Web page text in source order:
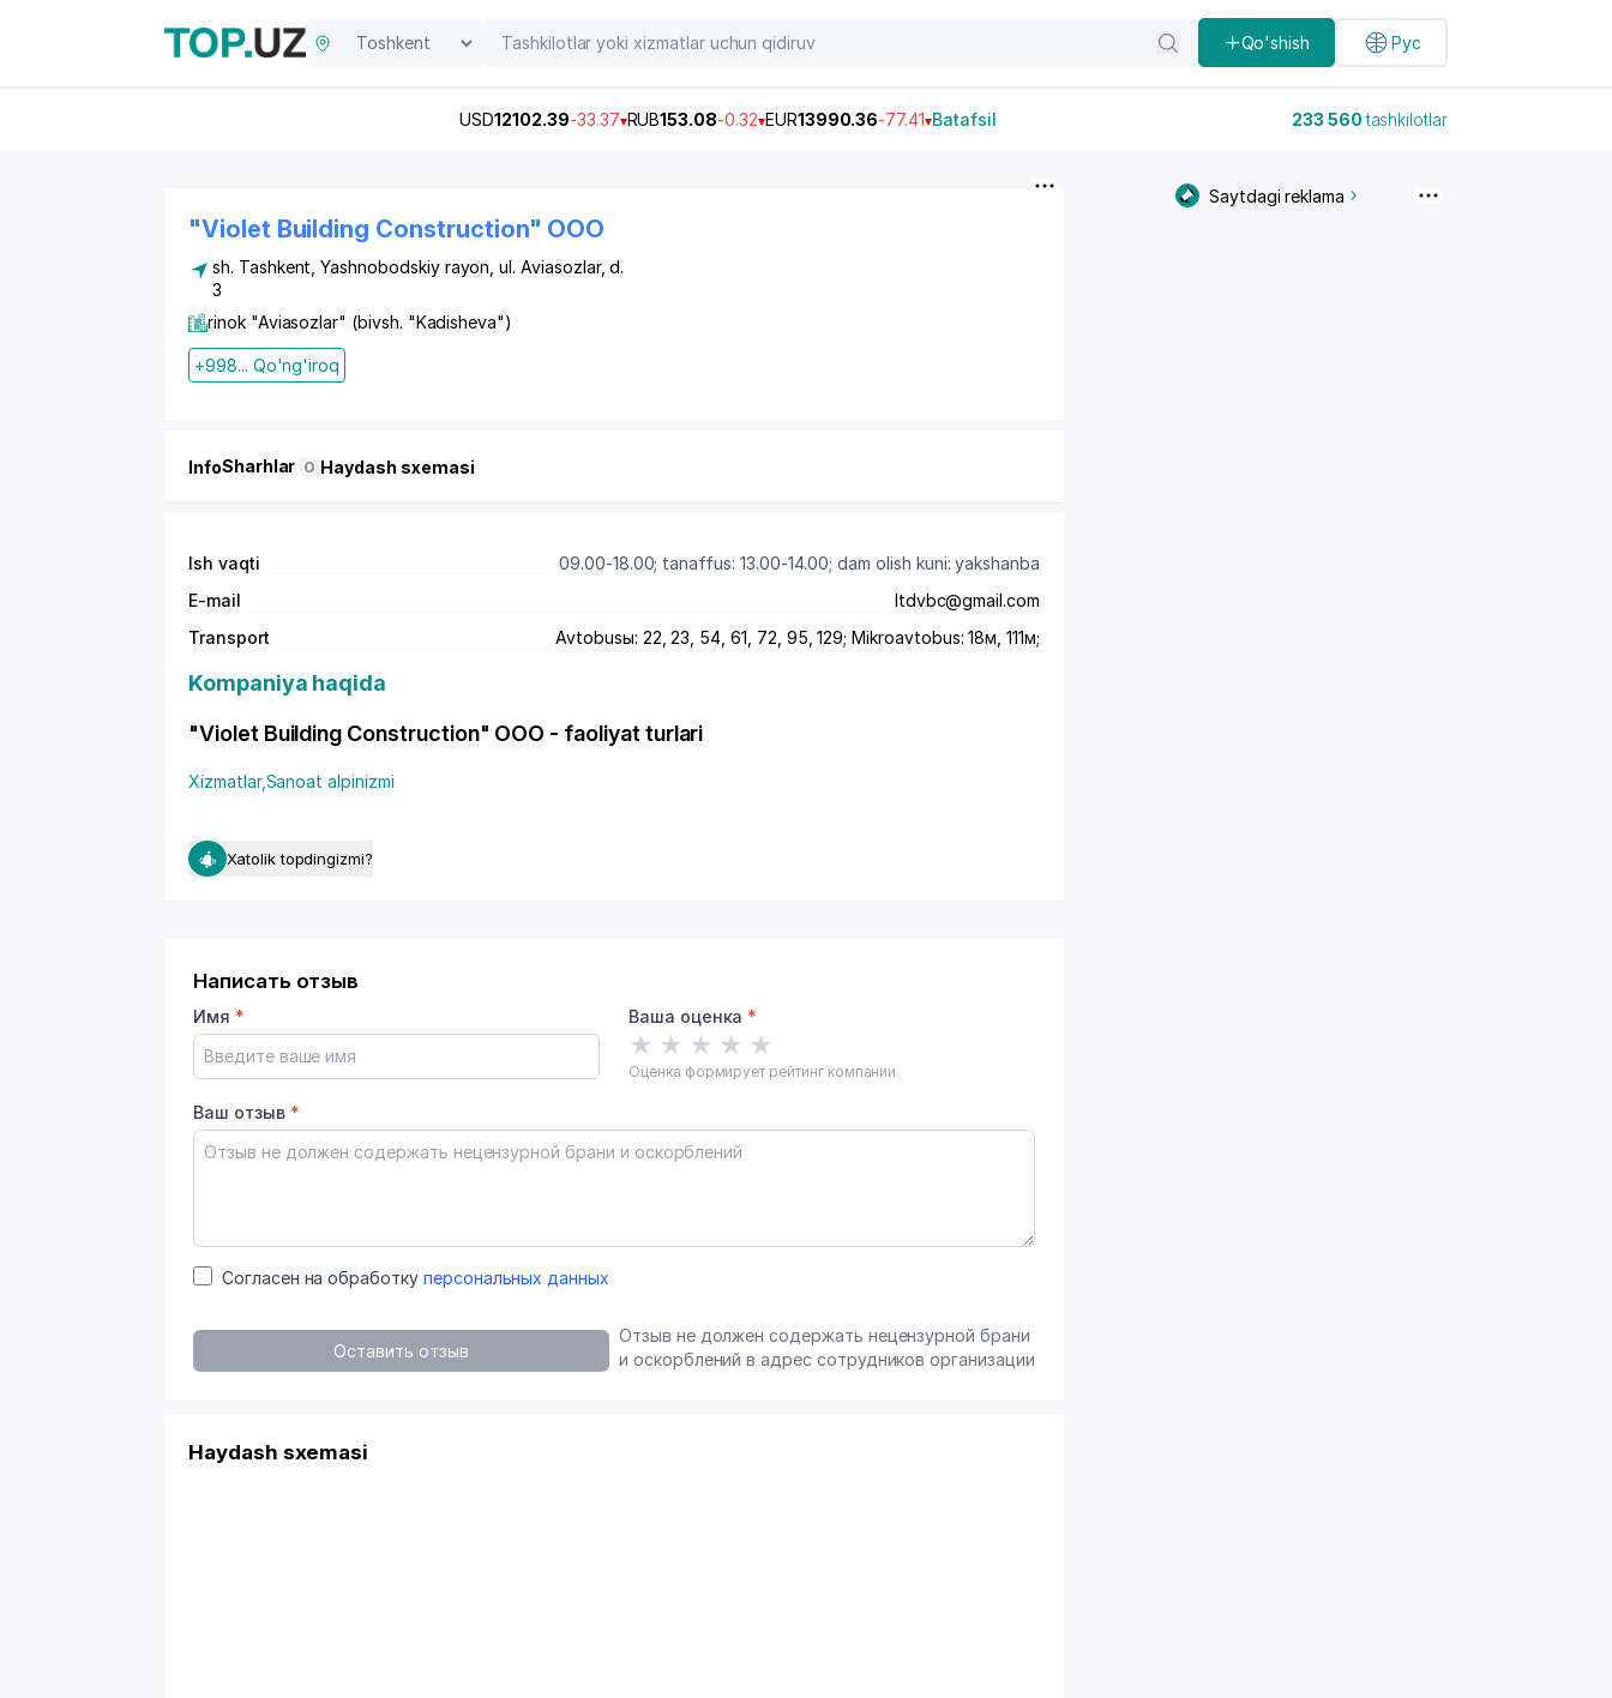
Qo'shish Рус
USD12102.39-33.37 RUB153.08-0.32 EUR13990.36-77.41 Batafsil 233 560tashkilotlar
"Violet Building Construction" OOO
sh. Tashkent ,Yashnobodskiy rayon ,ul. Aviasozlar, d.
3
rinok "Aviasozlar" (bivsh. "Kadisheva")
+998... Qo'ng'iroq
InfoSharhlar 0 Haydash sxemasi
Ish vaqti
09.00-18.00; tanaffus: 13.00-14.00; dam olish kuni: yakshanba
E-mail
ltdvbc@gmail.com
Transport
Avtobusы: 22, 23, 54, 61, 72, 95, 129; Mikroavtobus: 18м, 111м;
Kompaniya haqida
"Violet Building Construction" OOO - faoliyat turlari
Xizmatlar,Sanoat alpinizmi
Xatolik topdingizmi?
Написать отзыв
Имя * Ваша оценка *
★ ★ ★ ★ ★
Оценка формирует рейтинг компании
Ваш отзыв *
Согласен на обработку персональных данных
Оставить отзыв
Отзыв не должен содержать нецензурной брани
и оскорблений в адрес сотрудников организации
Haydash sxemasi
Saytdagi reklama